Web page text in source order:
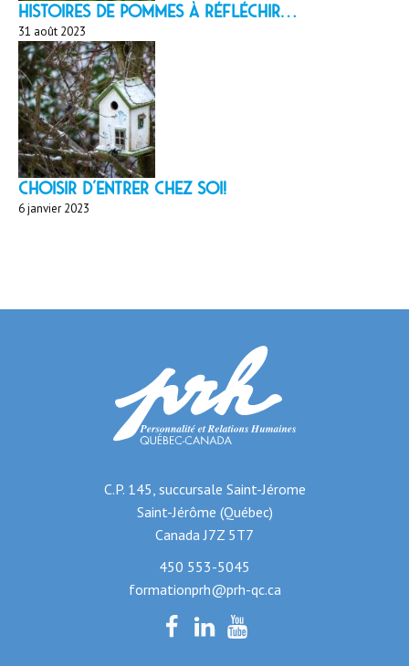
HISTOIRES DE POMMES À réfléchir…
31 août 2023
Choisir d'entrer chez soi!
6 janvier 2023
C.P. 145, succursale Saint-Jérome
Saint-Jérôme (Québec)
Canada J7Z 5T7
450 553-5045
formationprh@prh-qc.ca